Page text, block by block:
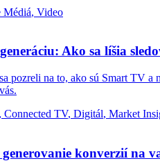
Médiá, Video
Ako sa líšia
sa pozreli na to, ako sú Smart TV
Connected TV, Digitál, Market
konverzií na